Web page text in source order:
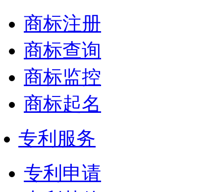
商标注册
商标查询
商标监控
商标起名
专利服务
专利申请